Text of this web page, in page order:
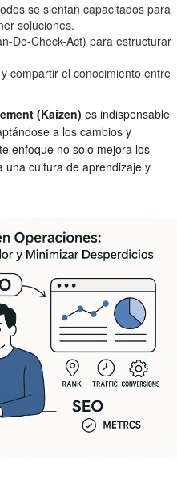
se sientan capacitados para
soluciones.
Do-Check-Act) para estructurar
compartir el conocimiento entre
(Kaizen) es indispensable
a los cambios y
enfoque no solo mejora los
una cultura de aprendizaje y